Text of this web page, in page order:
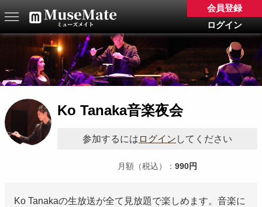
ログイン
会員登録
Ko Tanaka音楽夜会
参加するには ログイン してください
月額（税込）： 990円
Ko Tanakaの生放送が全て見放題で楽しめます。音楽に